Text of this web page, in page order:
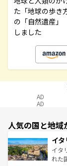
た「地球の歩き
の「自然遺産」
しました
AD
AD
人気の国と地域
イ
イタ
れた